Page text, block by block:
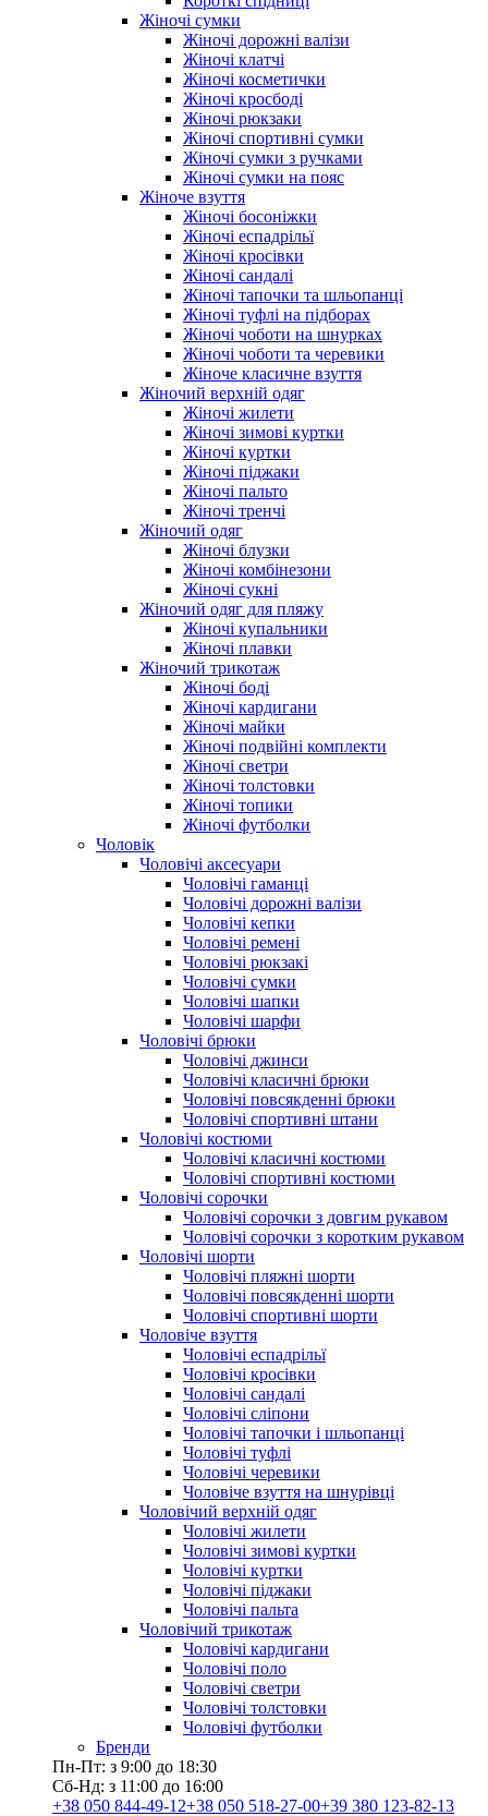
Жіночі сумки
Жіночі дорожні валізи
Жіночі клатчі
Жіночі косметички
Жіночі кросбоді
Жіночі рюкзаки
Жіночі спортивні сумки
Жіночі сумки з ручками
Жіночі сумки на пояс
Жіноче взуття
Жіночі босоніжки
Жіночі еспадрільї
Жіночі кросівки
Жіночі сандалі
Жіночі тапочки та шльопанці
Жіночі туфлі на підборах
Жіночі чоботи на шнурках
Жіночі чоботи та черевики
Жіноче класичне взуття
Жіночий верхній одяг
Жіночі жилети
Жіночі зимові куртки
Жіночі куртки
Жіночі піджаки
Жіночі пальто
Жіночі тренчі
Жіночий одяг
Жіночі блузки
Жіночі комбінезони
Жіночі сукні
Жіночий одяг для пляжу
Жіночі купальники
Жіночі плавки
Жіночий трикотаж
Жіночі боді
Жіночі кардигани
Жіночі майки
Жіночі подвійні комплекти
Жіночі светри
Жіночі толстовки
Жіночі топики
Жіночі футболки
Чоловік
Чоловічі аксесуари
Чоловічі гаманці
Чоловічі дорожні валізи
Чоловічі кепки
Чоловічі ремені
Чоловічі рюкзакі
Чоловічі сумки
Чоловічі шапки
Чоловічі шарфи
Чоловічі брюки
Чоловічі джинси
Чоловічі класичні брюки
Чоловічі повсякденні брюки
Чоловічі спортивні штани
Чоловічі костюми
Чоловічі класичні костюми
Чоловічі спортивні костюми
Чоловічі сорочки
Чоловічі сорочки з довгим рукавом
Чоловічі сорочки з коротким рукавом
Чоловічі шорти
Чоловічі пляжні шорти
Чоловічі повсякденні шорти
Чоловічі спортивні шорти
Чоловіче взуття
Чоловічі еспадрільї
Чоловічі кросівки
Чоловічі сандалі
Чоловічі сліпони
Чоловічі тапочки і шльопанці
Чоловічі туфлі
Чоловічі черевики
Чоловіче взуття на шнурівці
Чоловічий верхній одяг
Чоловічі жилети
Чоловічі зимові куртки
Чоловічі куртки
Чоловічі піджаки
Чоловічі пальта
Чоловічий трикотаж
Чоловічі кардигани
Чоловічі поло
Чоловічі светри
Чоловічі толстовки
Чоловічі футболки
Бренди
Пн-Пт: з 9:00 до 18:30
Сб-Нд: з 11:00 до 16:00
+38 050 844-49-12+38 050 518-27-00+39 380 123-82-13